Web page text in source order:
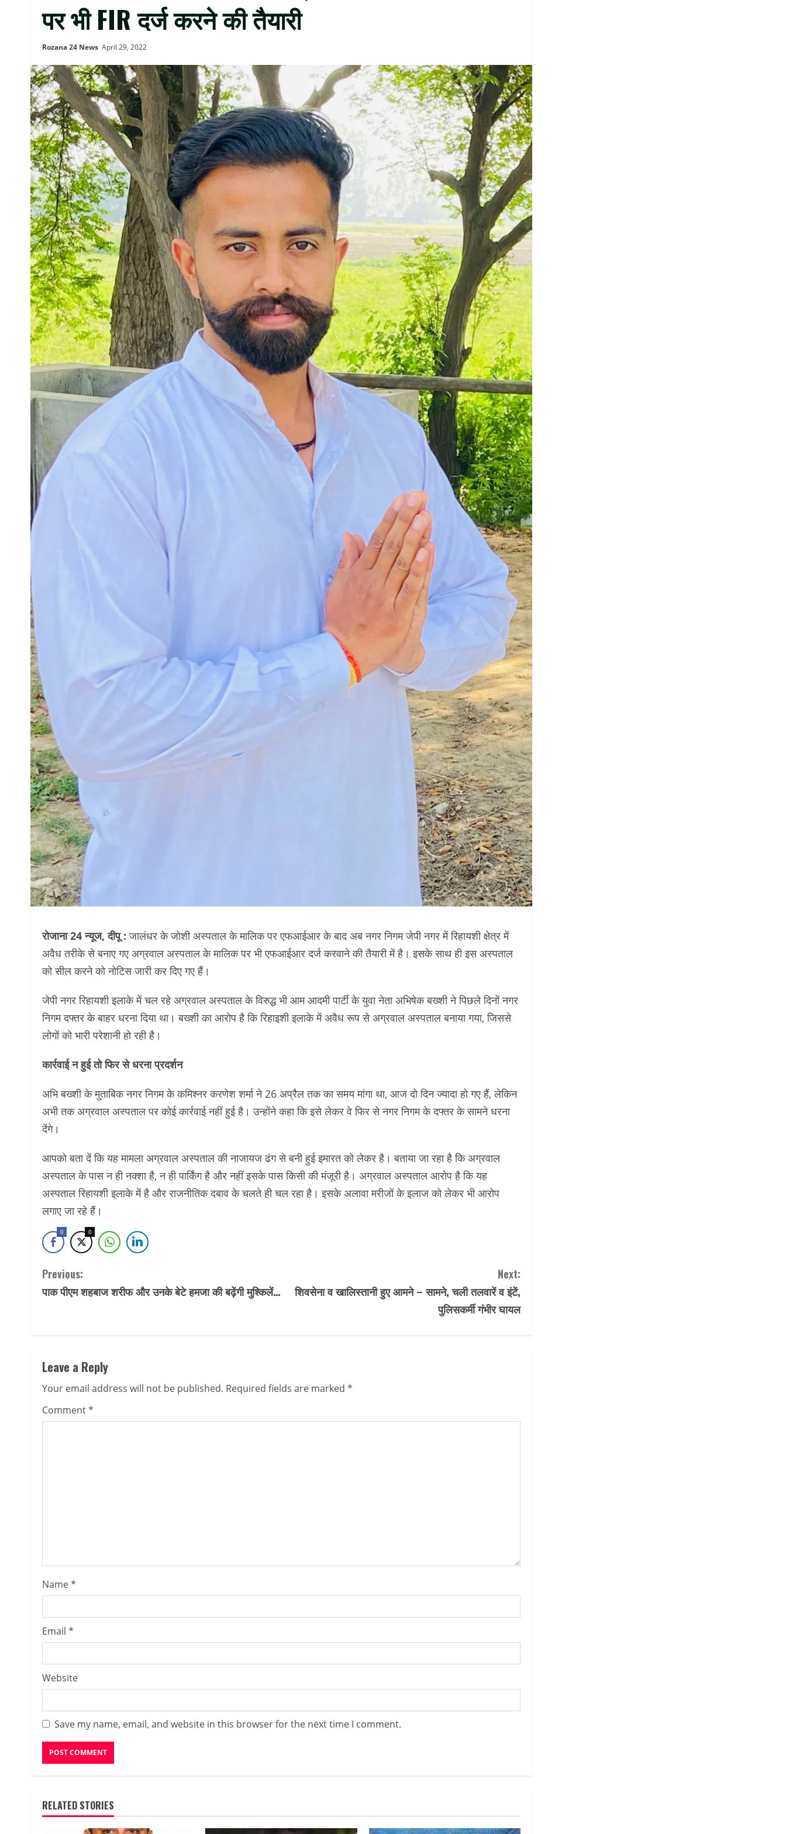
पर भी FIR दर्ज करने की तैयारी
Rozana 24 News April 29, 2022
रोजाना 24 न्यूज, दीपू : जालंधर के जोशी अस्पताल के मालिक पर एफआईआर के बाद अब नगर निगम जेपी नगर में रिहायशी क्षेत्र में
अवैध तरीके से बनाए गए अग्रवाल अस्पताल के मालिक पर भी एफआईआर दर्ज करवाने की तैयारी में है। इसके साथ ही इस अस्पताल
को सील करने को नोटिस जारी कर दिए गए हैं।
जेपी नगर रिहायशी इलाके में चल रहे अग्रवाल अस्पताल के विरुद्ध भी आम आदमी पार्टी के युवा नेता अभिषेक बख्शी ने पिछले दिनों नगर
निगम दफ्तर के बाहर धरना दिया था। बख्शी का आरोप है कि रिहाइशी इलाके में अवैध रूप से अग्रवाल अस्पताल बनाया गया, जिससे
लोगों को भारी परेशानी हो रही है।
कार्रवाई न हुई तो फिर से धरना प्रदर्शन
अभि बख्शी के मुताबिक नगर निगम के कमिश्नर करणेश शर्मा ने 26 अप्रैल तक का समय मांगा था, आज दो दिन ज्यादा हो गए हैं, लेकिन
अभी तक अग्रवाल अस्पताल पर कोई कार्रवाई नहीं हुई है। उन्होंने कहा कि इसे लेकर वे फिर से नगर निगम के दफ्तर के सामने धरना
देंगे।
आपको बता दें कि यह मामला अग्रवाल अस्पताल की नाजायज ढंग से बनी हुई इमारत को लेकर है। बताया जा रहा है कि अग्रवाल
अस्पताल के पास न ही नक्शा है, न ही पार्किंग है और नहीं इसके पास किसी की मंजूरी है। अग्रवाल अस्पताल आरोप है कि यह
अस्पताल रिहायशी इलाके में है और राजनीतिक दबाव के चलते ही चल रहा है। इसके अलावा मरीजों के इलाज को लेकर भी आरोप
लगाए जा रहे हैं।
0 0
Continue
Reading
Previous:
पाक पीएम शहबाज शरीफ और उनके बेटे हमजा की बढ़ेंगी मुश्किलें…
Next:
शिवसेना व खालिस्तानी हुए आमने – सामने, चली तलवारें व इंटें,
पुलिसकर्मी गंभीर घायल
Leave a Reply
Your email address will not be published. Required fields are marked *
Comment*
Name*
Email *
Website
Save my name, email, and website in this browser for the next time I comment.
RELATED STORIES